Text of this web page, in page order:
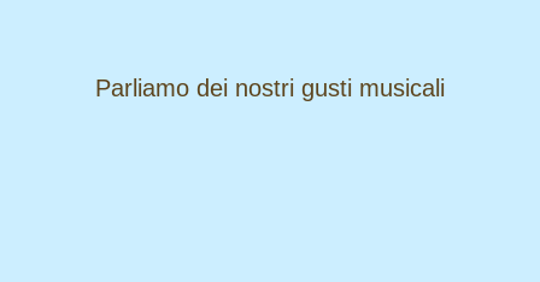
​​​​​​​Parliamo dei nostri gusti musicali